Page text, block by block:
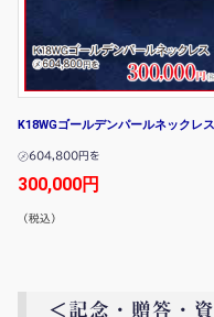
K18WGゴールデンパールネックレス
㋱604,800円を
300,000円
（税込）
＜記念・贈答・